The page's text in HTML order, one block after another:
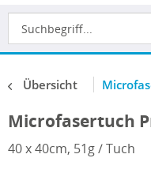
Übersicht
Microfasertuch
40 x 40cm, 51g / Tuch